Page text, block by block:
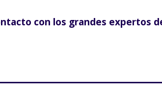
con los grandes expertos